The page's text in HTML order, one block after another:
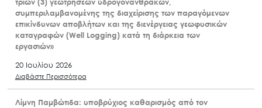
συμπεριλαμβανομένης της διαχείρισης των παραγόμενων
επικίνδυνων αποβλήτων και της διενέργειας γεωφυσικών
καταγραφών (Well Logging) κατά τη διάρκεια των
εργασιών»
20 Ιουλίου 2026
Διαβάστε Περισσότερα
Λίμνη Παμβώτιδα: υποβρύχιος καθαρισμός από τον